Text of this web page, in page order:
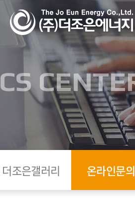
CS
더조은갤러리 온라인문의